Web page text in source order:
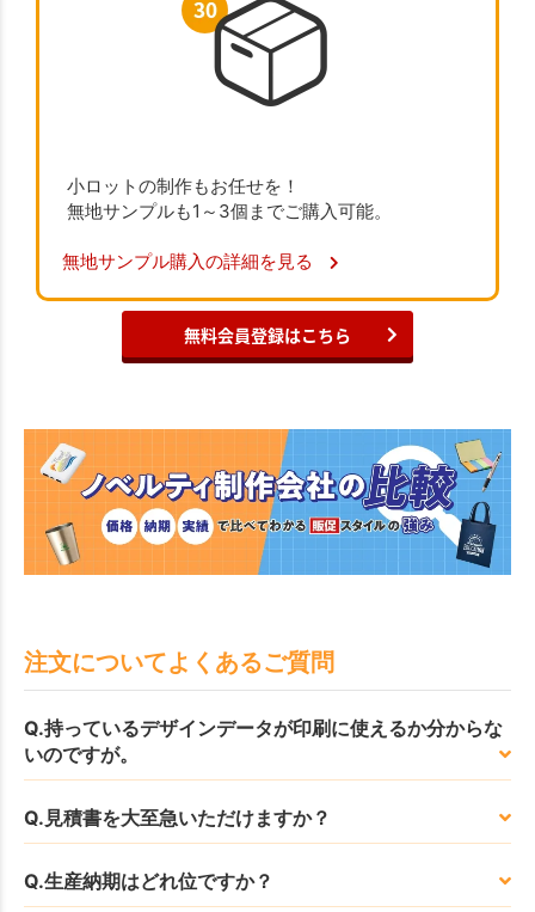
小ロットの制作もお任せを！
無地サンプルも1～3個までご購入可能。
無地サンプル購入の詳細を見る
無料会員登録はこちら
注文についてよくあるご質問
Q.持っているデザインデータが印刷に使えるか分からな
いのですが。
Q.見積書を大至急いただけますか？
Q.生産納期はどれ位ですか？